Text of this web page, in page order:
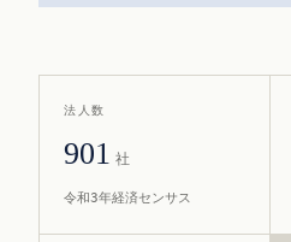
法人数
901 社
令和3年経済センサス